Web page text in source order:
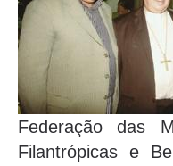
Federação das
Filantrópicas e